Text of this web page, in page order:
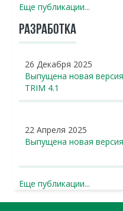
Еще публикации...
РАЗРАБОТКА
26 Декабря 2025
Выпущена новая
TRIM 4.1
22 Апреля 2025
Выпущена новая
Еще публикации...